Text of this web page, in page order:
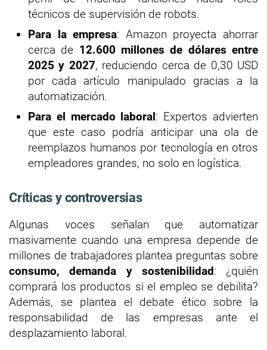
técnicos de supervisión de robots.
Para la empresa: Amazon proyecta ahorrar
cerca de 12.600 millones de dólares entre
2025 y 2027, reduciendo cerca de 0,30 USD
por cada artículo manipulado gracias a la
automatización.
Para el mercado laboral: Expertos advierten
que este caso podría anticipar una ola de
reemplazos humanos por tecnología en otros
empleadores grandes, no solo en logística.
Críticas y controversias
Algunas voces señalan que automatizar
masivamente cuando una empresa depende de
millones de trabajadores plantea preguntas sobre
consumo, demanda y sostenibilidad: ¿quién
comprará los productos si el empleo se debilita?
Además, se plantea el debate ético sobre la
responsabilidad de las empresas ante el
desplazamiento laboral.